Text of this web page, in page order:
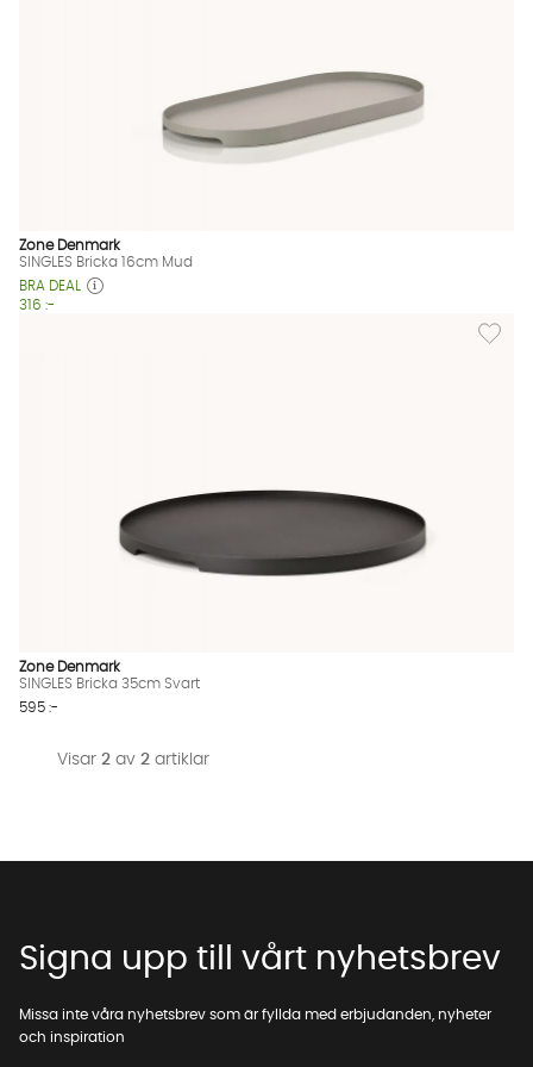
Zone Denmark
SINGLES Bricka 16cm Mud
BRA DEAL
316 :-
Lägg
Zone Denmark
SINGLES Bricka 35cm Svart
595 :-
Visar 2 av 2 artiklar
Signa upp till vårt nyhetsbrev
Missa inte våra nyhetsbrev som är fyllda med erbjudanden, nyheter
och inspiration
Vi använder AI för att svara på dina frågor. Konversationen
sparas i upp till 24 timmar för att kunna hjälpa dig. Vi delar